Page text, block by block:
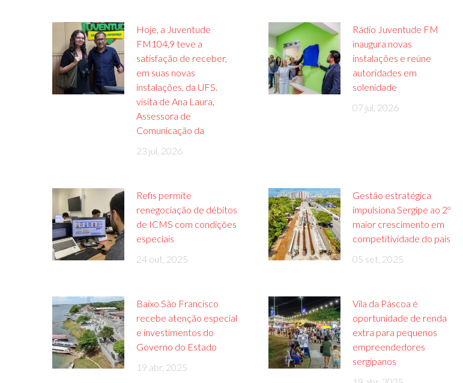
Hoje, a Juventude
FM104,9 teve a
satisfação de receber,
em suas novas
instalações, da UFS.
visita de Ana Laura,
Assessora de
Comunicação da
23 jul, 2026
Rádio Juventude FM
inaugura novas
instalações e reúne
autoridades em
solenidade
07 jul, 2026
Refis permite
renegociação de débitos
de ICMS com condições
especiais
24 out, 2025
Gestão estratégica
impulsiona Sergipe ao 2º
maior crescimento em
competitividade do país
05 set, 2025
Baixo São Francisco
recebe atenção especial
e investimentos do
Governo do Estado
19 abr, 2025
Vila da Páscoa é
oportunidade de renda
extra para pequenos
empreendedores
sergipanos